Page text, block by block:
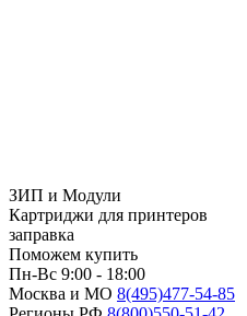
ЗИП и Модули
Картриджи для принтеров
заправка
Поможем купить
Пн-Вс 9:00 - 18:00
Москва и МО 8(495)477-54-85